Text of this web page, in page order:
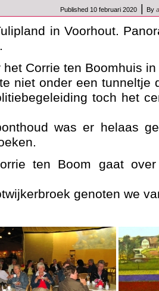
Published 10 februari 2020 By
in Voorhout.
het Corrie ten Boomhuis
niet onder een tunneltje
toch het
was er helaas
ten Boom gaat
genoten we